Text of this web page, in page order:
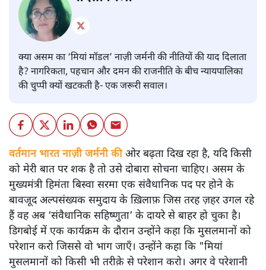
क्या असम का ‘मियां मॉडल’ नाज़ी जर्मनी की नीतियों की याद दिलाता
है? नागरिकता, पहचान और दमन की राजनीति के बीच न्यायपालिका
की चुप्पी क्यों खटकती है- एक जरूरी सवाल।
वर्तमान भारत नाज़ी जर्मनी कीओर बढ़ता दिख रहा है, यदि किसी
को मेरी बात पर शक है तो उसे दोबारा सोचना चाहिए। असम के
मुख्यमंत्री हिमंता बिस्वा सरमा एक संवैधानिक पद पर होने के
बावजूद अल्पसंख्यक समुदाय के ख़िलाफ़ जिस तरह ज़हर उगल रहे
हैं वह अब ‘संवैधानिक सहिष्णुता’ के दायरे से बाहर हो चुका है।
डिगबोई में एक कार्यक्रम के दौरान उन्होंने कहा कि मुसलमानों को
परेशान करो जिससे वो भाग जाएँ। उन्होंने कहा कि "मियां
मुसलमानों को किसी भी तरीक़े से परेशान करो। अगर वे परेशानी